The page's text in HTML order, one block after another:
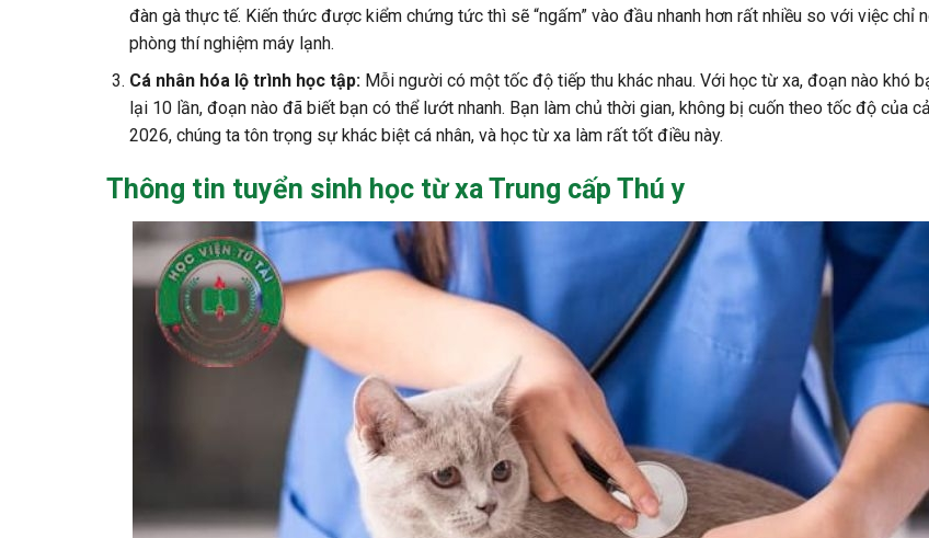
đàn gà thực tế. Kiến thức được kiểm chứng tức thì sẽ “ngấm” vào đầu nhanh hơn rất nhiều so với việc chỉ
phòng thí nghiệm máy lạnh.
Cá nhân hóa lộ trình học tập:Mỗi người có một tốc độ tiếp thu khác nhau. Với học từ xa, đoạn nào khó
lại 10 lần, đoạn nào đã biết bạn có thể lướt nhanh. Bạn làm chủ thời gian, không bị cuốn theo tốc độ của
2026, chúng ta tôn trọng sự khác biệt cá nhân, và học từ xa làm rất tốt điều này.
Thông tin tuyển sinh học từ xa Trung cấp Thú y